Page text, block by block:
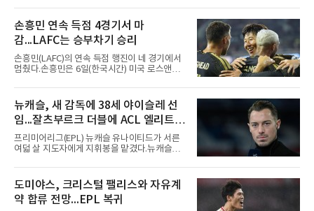
짧게 호흡을 맞춰 경기에 나선다.역할도 관심사
다. 유려한 탈압박과
조건을 갖췄다.이력은 우승으로 채워져 있다. 수
원고 시절 주축으로 활약하며 지난해 전국고등
리그와 추계전국고등대회 우승에 기여했고, 올
해 연세대 진학 후에는 춘계한산대첩기대학대회
정상에 올랐다. 2024년에는 17세 이하(U-17) 대
표팀 훈련에도 소집됐다.김슬기는 입단하게 돼
기쁘고 영광이라며 프로 무대에서도 성장해 팀
손흥민 연속 득점 4경기서 마
감...LAFC는 승부차기 승리
손흥민(LAFC)의 연속 득점 행진이 네 경기에서
멈췄다.손흥민은 6일(한국시간) 미국 로스앤젤
컵 리그 페이즈 1차전 치바스 과달라하라(멕시
코)전에 선발 출전했으나 공격포인트 없이 후반
41분 타일러 보이드와 교체됐다. 이날 골을 넣었
다면 공식전 5경기 연속 득점이었다. 다만 메이
저리그사커(MLS)에서 이어온 4경기 연속골 기
록은 유지된다.경기는 팽팽했다. 전반 38분 다비
드 마르티네스의 땅볼 크로스를 드니 부앙가가
으로 골대 오른쪽 하단을 찔러 균형을 맞췄다.승
부는 승부차기로 갈렸다. LAFC는
뉴캐슬, 새 감독에 38세 야이슬레 선
임...잘츠부르크 더블에 ACL 엘리트 2
연패 경력
프리미어리그(EPL) 뉴캐슬 유나이티드가 서른
여덟 살 지도자에게 지휘봉을 맡겼다.뉴캐슬은
임을 발표했다. 그는 스페인 라망가에서 진행 중
인 프리시즌 캠프에 곧바로 합류했다. 구단은 유
럽 축구계에서 가장 촉망받는 젊은 감독을 데려
왔다고 밝혔다.이력은 이른 나이에 쌓였다. 서른
도미야스, 크리스털 팰리스와 자유계
약 합류 전망...EPL 복귀